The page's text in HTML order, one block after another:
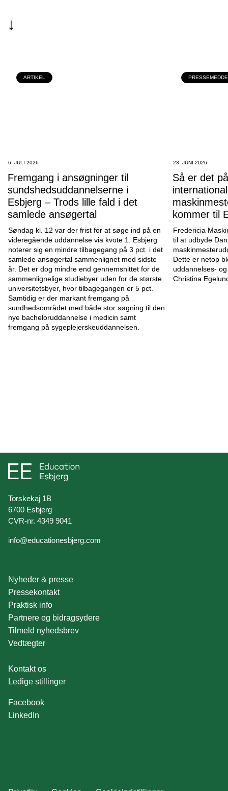
↓
ARTIKEL
6. JULI 2026
Fremgang i ansøgninger til
sundshedsuddannelserne i
Esbjerg – Trods lille fald i det
samlede ansøgertal
Søndag kl. 12 var der frist for at søge ind på en
videregående uddannelse via kvote 1. Esbjerg
noterer sig en mindre tilbagegang på 3 pct. i det
samlede ansøgertal sammenlignet med sidste
år. Det er dog mindre end gennemsnittet for de
sammenlignelige studiebyer uden for de største
universitetsbyer, hvor tilbagegangen er 5 pct.
Samtidig er der markant fremgang på
sundhedsområdet med både stor søgning til den
nye bacheloruddannelse i medicin samt
fremgang på sygeplejerskeuddannelsen.
23. JUNI 2026
Så er det
kommer til
Fredericia
til at udbyde
Dette er netop
uddannelses-
Christina
Torskekaj 1B
6700 Esbjerg
CVR-nr. 4349 9041
info@educationesbjerg.com
Nyheder & presse
Pressekontakt
Praktisk info
Partnere og bidragsydere
Tilmeld nyhedsbrev
Vedtægter
Kontakt os
Ledige stillinger
Facebook
LinkedIn